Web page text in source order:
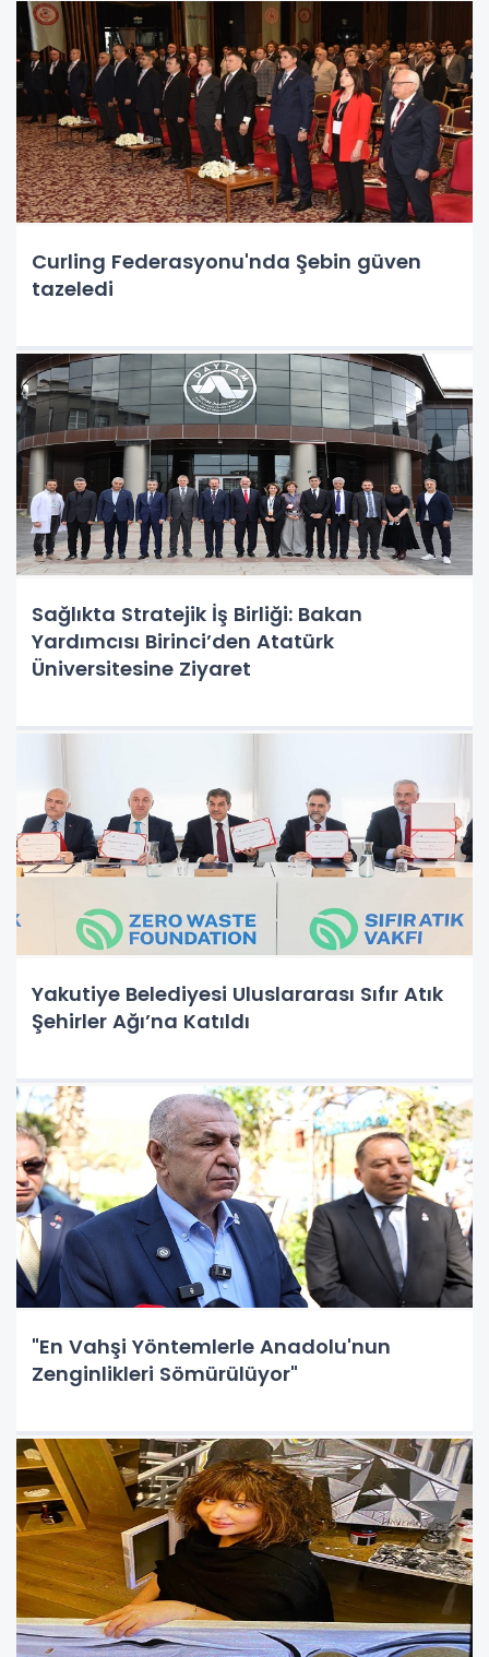
Curling Federasyonu'nda Şebin güven
tazeledi
Sağlıkta Stratejik İş Birliği: Bakan
Yardımcısı Birinci’den Atatürk
Üniversitesine Ziyaret
Yakutiye Belediyesi Uluslararası Sıfır Atık
Şehirler Ağı’na Katıldı
"En Vahşi Yöntemlerle Anadolu'nun
Zenginlikleri Sömürülüyor"